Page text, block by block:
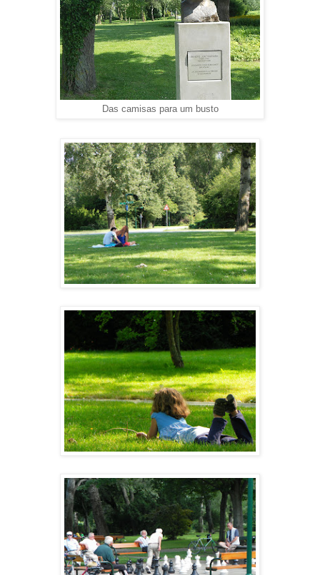
Das camisas para um busto